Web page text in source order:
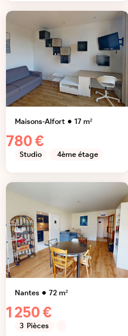
Maisons-Alfort 17m²
780 €
Studio 4ème étage
Nantes 72m²
1 250 €
3 Pièces